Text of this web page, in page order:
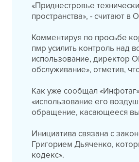
«Приднестровье
пространства», - считают
Комментируя по просьбе
пмр усилить контроль над
использование, директор
обслуживание», отметив,
Как уже сообщал
«использование его
обращение, касающееся
Инициатива связана с
Григорием Дьяченко,
кодекс».